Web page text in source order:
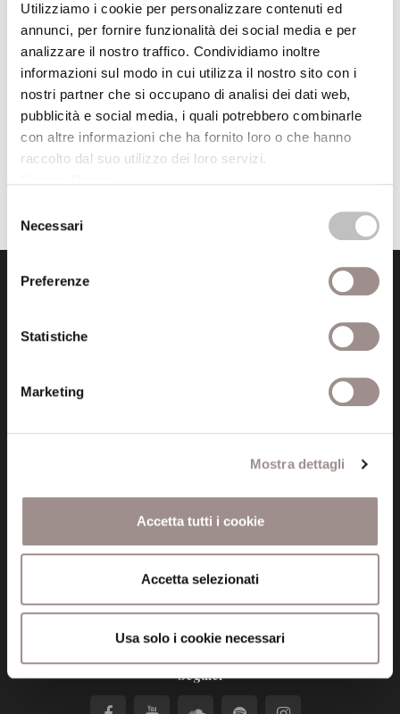
Utilizziamo i cookie per personalizzare contenuti ed
annunci, per fornire funzionalità dei social media e per
analizzare il nostro traffico. Condividiamo inoltre
informazioni sul modo in cui utilizza il nostro sito con i
nostri partner che si occupano di analisi dei dati web,
pubblicità e social media, i quali potrebbero combinarle
con altre informazioni che ha fornito loro o che hanno
raccolto dal suo utilizzo dei loro servizi.
del
consenso
Necessari
Preferenze
Statistiche
Marketing
Mostra dettagli
Accetta tutti i cookie
Accetta selezionati
Usa solo i cookie necessari
1945). La metamorfosi dell’a priori tra
scienza e mitologia politica nella filosofia
delle forme simboliche di Ernst Cassirer
Datalunedì 28 Febbraio 2022
Autore Federico Avogadro
41121 Modena (MO)
P.I. 00641060363
tel. 059.421211
fondazionecollegiosancarlo@legalmail.it
Seguici